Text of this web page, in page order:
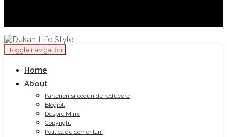
Toggle navigation
Home
About
Parteneri si coduri de reducere
Blogroll
Despre Mine
Copyright
Politica de comentarii